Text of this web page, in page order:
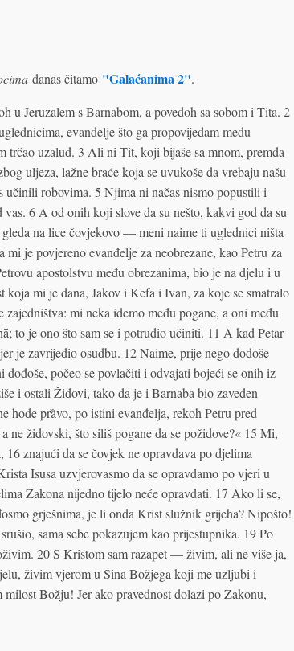
danas čitamo "Galaćanima 2".
u Jeruzalem s Barnabom, a povedoh sa sobom i Tita. 2
evanđelje što ga propovijedam među
trčao uzalud. 3 Ali ni Tit, koji bijaše sa mnom, premda
uljeza, lažne braće koja se uvukoše da vrebaju našu
robovima. 5 Njima ni načas nismo popustili i
6 A od onih koji slove da su nešto, kakvi god da su
na lice čovjekovo — meni naime ti uglednici ništa
je povjereno evanđelje za neobrezane, kao Petru za
apostolstvu među obrezanima, bio je na djelu i u
mi je dana, Jakov i Kefa i Ivan, za koje se smatralo
mi neka idemo među pogane, a oni među
to je ono što sam se i potrudio učiniti. 11 A kad Petar
je zavrijedio osudbu. 12 Naime, prije nego dođoše
počeo se povlačiti i odvajati bojeći se onih iz
i ostali Židovi, tako da je i Barnaba bio zaveden
prȁvo, po istini evanđelja, rekoh Petru pred
židovski, što siliš pogane da se požidove?« 15 Mi,
znajući da se čovjek ne opravdava po djelima
Isusa uzvjerovasmo da se opravdamo po vjeri u
Zakona nijedno tijelo neće opravdati. 17 Ako li se,
grješnima, je li onda Krist služnik grijeha? Nipošto!
sama sebe pokazujem kao prijestupnika. 19 Po
20 S Kristom sam razapet — živim, ali ne više ja,
živim vjerom u Sina Božjega koji me uzljubi i
milost Božju! Jer ako pravednost dolazi po Zakonu,